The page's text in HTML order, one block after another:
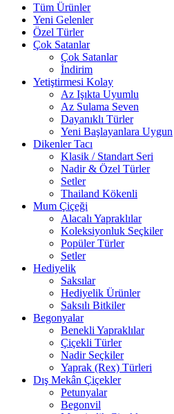
Tüm Ürünler
Yeni Gelenler
Özel Türler
Çok Satanlar
Çok Satanlar
İndirim
Yetiştirmesi Kolay
Az Işıkta Uyumlu
Az Sulama Seven
Dayanıklı Türler
Yeni Başlayanlara Uygun
Dikenler Tacı
Klasik / Standart Seri
Nadir & Özel Türler
Setler
Thailand Kökenli
Mum Çiçeği
Alacalı Yapraklılar
Koleksiyonluk Seçkiler
Popüler Türler
Setler
Hediyelik
Saksılar
Hediyelik Ürünler
Saksılı Bitkiler
Begonyalar
Benekli Yapraklılar
Çiçekli Türler
Nadir Seçkiler
Yaprak (Rex) Türleri
Dış Mekân Çiçekler
Petunyalar
Begonvil